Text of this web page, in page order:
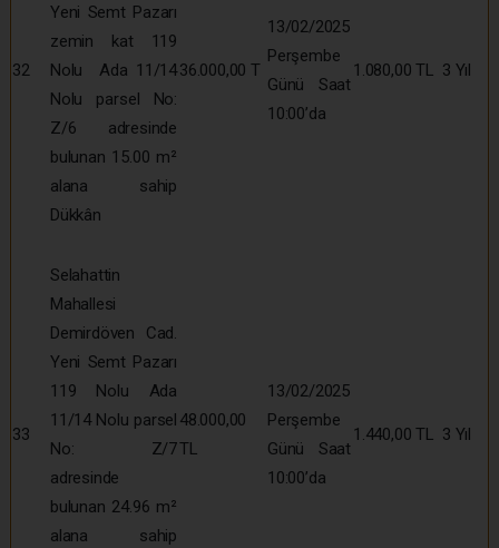
32
Yeni Semt Pazarı
zemin kat 119
Nolu Ada 11/14
Nolu parsel No:
Z/6 adresinde
bulunan 15.00 m²
alana sahip
Dükkân
36.000,00 T
13/02/2025
Perşembe
Günü Saat
10:00’da
1.080,00 TL 3 Yıl
33
Selahattin
Mahallesi
Demirdöven Cad.
Yeni Semt Pazarı
119 Nolu Ada
11/14 Nolu parsel
No: Z/7
adresinde
bulunan 24.96 m²
alana sahip
48.000,00
TL
13/02/2025
Perşembe
Günü Saat
10:00’da
1.440,00 TL 3 Yıl